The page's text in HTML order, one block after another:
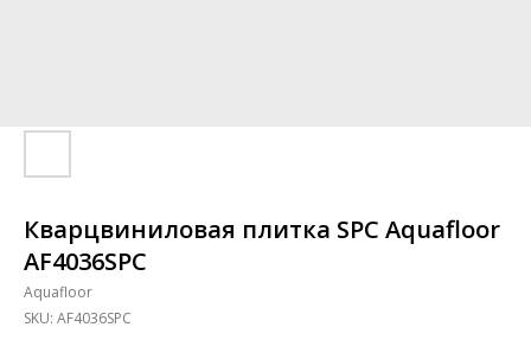
Кварцвиниловая плитка SPC Aquafloor
AF4036SPC
Aquafloor
SKU: AF4036SPC